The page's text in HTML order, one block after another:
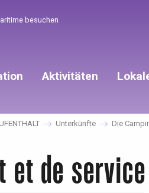
besuchen
Aktivitäten
Unterkünfte Die
et de